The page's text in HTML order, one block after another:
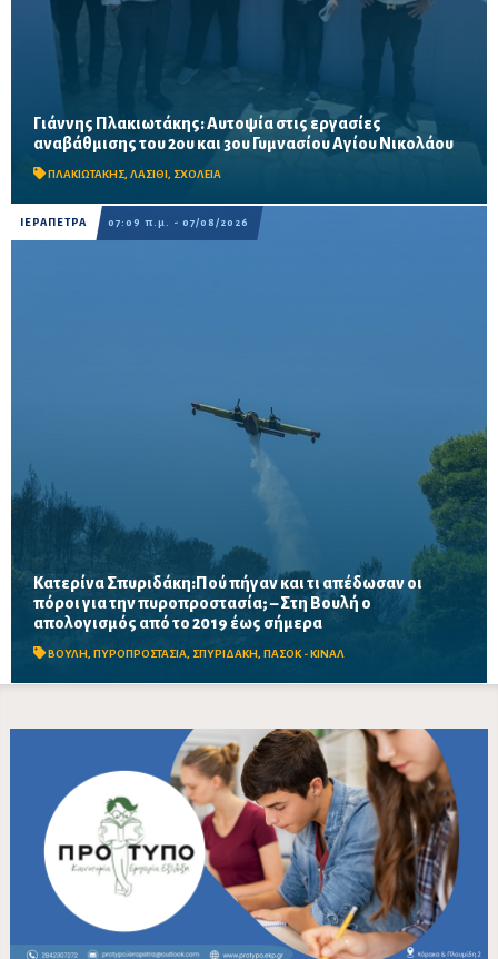
Γιάννης Πλακιωτάκης: Αυτοψία στις εργασίες
αναβάθμισης του 2ου και 3ου Γυμνασίου Αγίου Νικολάου
ΠΛΑΚΙΩΤΑΚΗΣ, ΛΑΣΙΘΙ, ΣΧΟΛΕΙΑ
Οι παρεμβάσεις του προγράμματος «Μαριέττα Γιαννάκου»
αναμένεται να ολοκληρωθούν πριν από τη νέα σχολική χρονιά –
Προβλέπονται ανακαινίσεις αιθουσών, αύλειων και...
ΙΕΡΑΠΕΤΡΑ 07:09 π.μ. - 07/08/2026
Κατερίνα Σπυριδάκη:Πού πήγαν και τι απέδωσαν οι
πόροι για την πυροπροστασία; – Στη Βουλή ο
απολογισμός από το 2019 έως σήμερα
ΒΟΥΛΗ, ΠΥΡΟΠΡΟΣΤΑΣΙΑ, ΣΠΥΡΙΔΑΚΗ, ΠΑΣΟΚ - ΚΙΝΑΛ
Το ΠΑΣΟΚ ζητά πλήρη απολογισμό των χρηματοδοτήσεων από
το 2019, στοιχεία για τα προγράμματα «ΑΙΓΙΣ» και AntiNero,
καθώς και απαντήσεις για προσωπικό, οχήματα, ε...